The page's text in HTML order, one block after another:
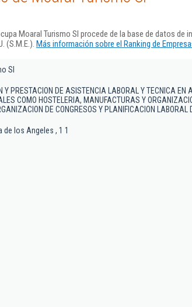
Moaral Turismo Sl procede de la base de datos de
(S.M.E.). Más información sobre el Ranking de
Sl
Y PRESTACION DE ASISTENCIA LABORAL Y TECNICA EN
COMO HOSTELERIA, MANUFACTURAS Y
DE CONGRESOS Y PLANIFICACION LABORAL
de los Angeles , 1 1